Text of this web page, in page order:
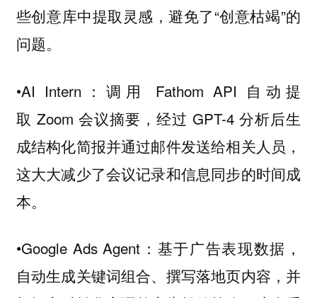
些创意库中提取灵感，避免了“创意枯竭”的
问题。
•AI Intern：调用 Fathom API 自动提
取 Zoom 会议摘要，经过 GPT-4 分析后生
成结构化简报并通过邮件发送给相关人员，
这大大减少了会议记录和信息同步的时间成
本。
•Google Ads Agent：基于广告表现数据，
自动生成关键词组合、撰写落地页内容，并